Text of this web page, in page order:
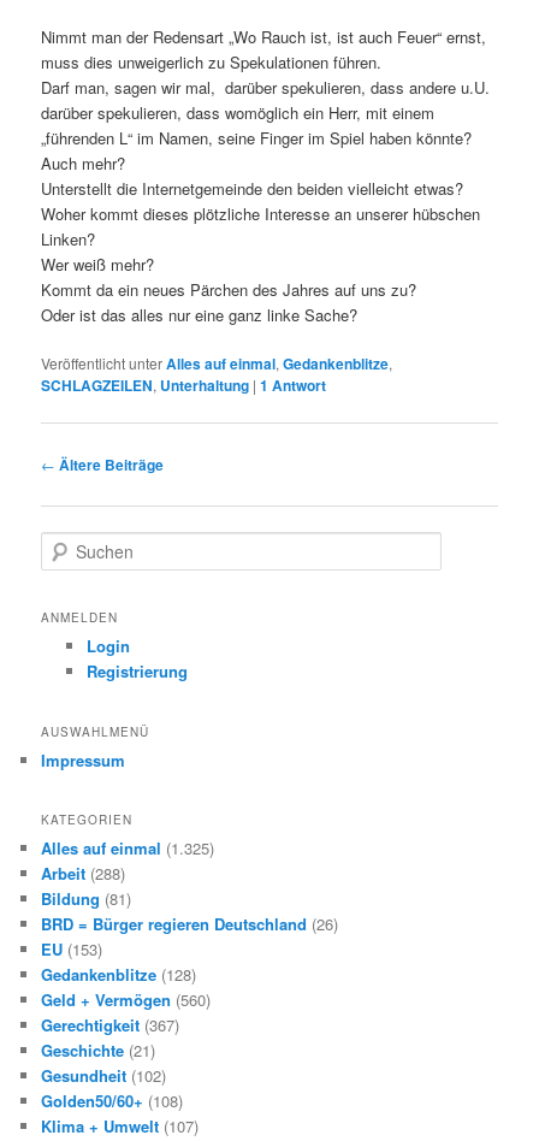
Nimmt man der Redensart „Wo Rauch ist, ist auch Feuer“ ernst,
muss dies unweigerlich zu Spekulationen führen.
Darf man, sagen wir mal, darüber spekulieren, dass andere u.U.
darüber spekulieren, dass womöglich ein Herr, mit einem
„führenden L“ im Namen, seine Finger im Spiel haben könnte?
Auch mehr?
Unterstellt die Internetgemeinde den beiden vielleicht etwas?
Woher kommt dieses plötzliche Interesse an unserer hübschen
Linken?
Wer weiß mehr?
Kommt da ein neues Pärchen des Jahres auf uns zu?
Oder ist das alles nur eine ganz linke Sache?
Veröffentlicht unterAlles auf einmal,Gedankenblitze,
SCHLAGZEILEN, Unterhaltung |1 Antwort
Beitragsnavigation
← Ältere Beiträge
u
h
ANMELDEN
Login
Registrierung
AUSWAHLMENÜ
Impressum
KATEGORIEN
Alles auf einmal (1.325)
Arbeit (288)
Bildung (81)
BRD = Bürger regieren Deutschland (26)
EU (153)
Gedankenblitze (128)
Geld + Vermögen (560)
Gerechtigkeit (367)
Geschichte (21)
Gesundheit (102)
Golden50/60+ (108)
Klima + Umwelt (107)